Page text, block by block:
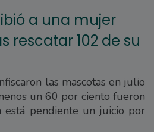
a una mujer
rescatar 102 de su
las mascotas en julio
un 60 por ciento fueron
está pendiente un juicio por